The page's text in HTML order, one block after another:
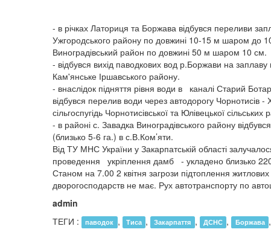
- в річках Латориця та Боржава відбувся переливи
Ужгородського району по довжині 10-15 м шаром до
Виноградівський район по довжині 50 м шаром 10 см.
- відбувся вихід паводкових вод р.Боржави на заплаву
Кам'янське Іршавського району.
- внаслідок підняття рівня води в каналі Старий
відбувся перелив води через автодорогу
сільгоспугідь Чорнотисівської та Юлівецької сільських
- в районі с. Завадка Виноградівського району
(близько 5-6 га.) в с.В.Ком’яти.
Від ТУ МНС України у Закарпатській області
проведення укріплення дамб - укладено близько
Станом на 7.00 2 квітня загрози підтоплення
дворогосподарств не має. Рух автотранспорту по
admin
ТЕГИ :
паводок , Тиса , Закарпаття , ДСНС , Боржава ,